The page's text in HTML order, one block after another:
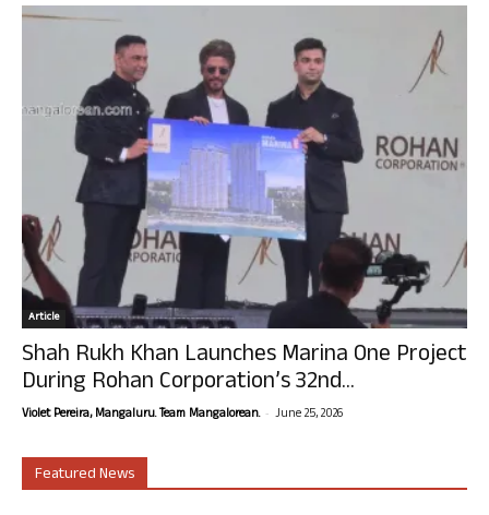
Article
Shah Rukh Khan Launches Marina One Project
During Rohan Corporation’s 32nd...
Violet Pereira, Mangaluru. Team Mangalorean. - June 25, 2026
Featured News